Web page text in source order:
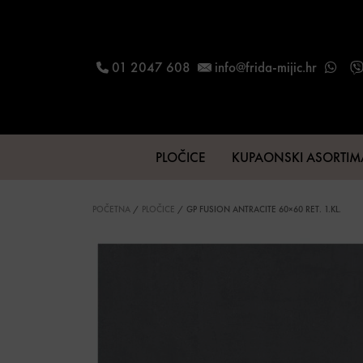
01 2047 608 info@frida-mijic.hr
Main NavigationPLOČICE KUPAONSKI
POČETNA / PLOČICE / GP FUSION ANTRACITE 60×60 RET. 1.KL.